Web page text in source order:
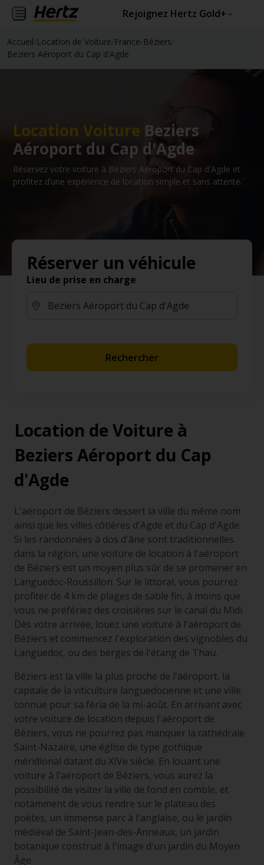
Rejoignez Hertz Gold+
Accueil Location de Voiture France Béziers
Beziers Aéroport du Cap d'Agde
Location Voiture Beziers
Aéroport du Cap d'Agde
Réservez votre voiture à Beziers Aéroport du Cap d'Agde et
profitez d’une expérience de location simple et sans attente.
Réserver un véhicule
Lieu de prise en charge
Rechercher
Location de Voiture à
Beziers Aéroport du Cap
d'Agde
L'aéroport de Béziers dessert la ville du même nom
ainsi que les villes côtières d'Agde et du Cap d'Agde.
Si les randonnées à dos d'âne sont traditionnelles
dans la région, une voiture de location à l'aéroport
de Béziers est un moyen plus sûr de se promener en
Languedoc-Roussillon. Sur le littoral, vous pourrez
profiter de 4 km de plages de sable fin, à moins que
vous ne préfériez des croisières sur le canal du Midi.
Dès votre arrivée, louez une voiture à l'aéroport de
Béziers et commencez l'exploration des vignobles du
Languedoc, ou des berges de l'étang de Thau.
Béziers est la ville la plus proche de l'aéroport, la
capitale de la viticulture languedocienne et une ville
connue pour sa féria de la mi-août. En arrivant avec
votre voiture de location depuis l'aéroport de
Béziers, vous ne pourrez pas manquer la cathédrale
Saint-Nazaire, une église de type gothique
méridional datant du XIVe siècle. En louant une
voiture à l'aéroport de Béziers, vous aurez la
possibilité de visiter la ville de fond en comble, et
notamment de vous rendre sur le plateau des
poètes, un immense parc à l'anglaise, ou le jardin
médiéval de Saint-Jean-des-Anneaux, un jardin
botanique construit à l'image d'un jardin du Moyen
Âge.